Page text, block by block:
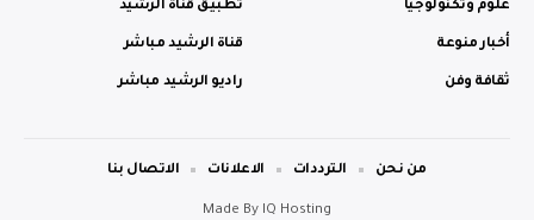
علوم وتكنولوجيا
أخبار منوعة
ثقافة وفن
تطبيق قناة الرشيد
قناة الرشيد مباشر
راديو الرشيد مباشر
Made By IQ Hosting
من نحن الترددات الاعلانات الاتصال بنا